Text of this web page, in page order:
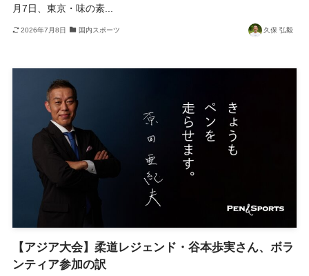
月7日、東京・味の素...
2026年7月8日 国内スポーツ 久保 弘毅
【アジア大会】柔道レジェンド・谷本歩実さん、ボラ
ンティア参加の訳